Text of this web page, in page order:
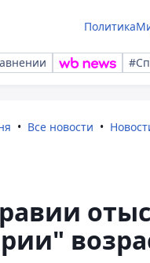
Политика
Все новости